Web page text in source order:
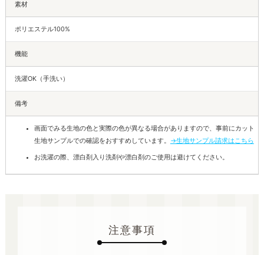
素材
ポリエステル100%
機能
洗濯OK（手洗い）
備考
画面でみる生地の色と実際の色が異なる場合がありますので、事前にカット
生地サンプルでの確認をおすすめしています。 →生地サンプル請求はこちら
お洗濯の際、漂白剤入り洗剤や漂白剤のご使用は避けてください。
注意事項